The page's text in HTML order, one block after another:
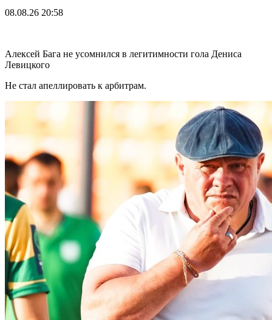
08.08.26 20:58
Алексей Бага не усомнился в легитимности гола Дениса
Левицкого
Не стал апеллировать к арбитрам.